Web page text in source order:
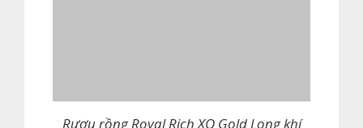
Rượu rồng Royal Rich XO Gold Long khí